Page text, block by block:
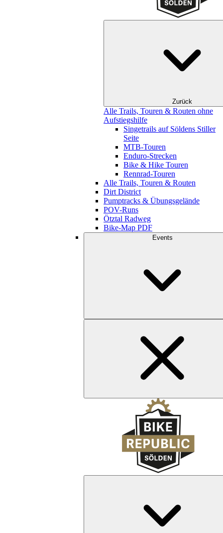
Zurück
Alle Trails, Touren & Routen ohne
Aufstiegshilfe
Singetrails auf Söldens Stiller
Seite
MTB-Touren
Enduro-Strecken
Bike & Hike Touren
Rennrad-Touren
Alle Trails, Touren & Routen
Dirt District
Pumptracks & Übungsgelände
POV-Runs
Ötztal Radweg
Bike-Map PDF
Events